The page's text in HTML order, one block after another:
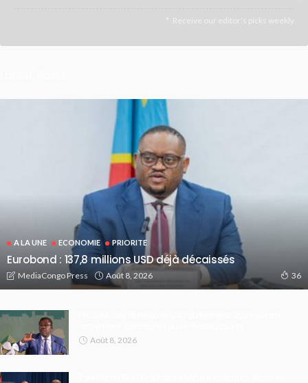
Receive our editor's picks weekly
A LA UNE ECONOMIE PRIORITE
Eurobond : 137,8 millions USD déjà décaissés
MediaCongo Press Août 8, 2026 36
Août 8, 2026